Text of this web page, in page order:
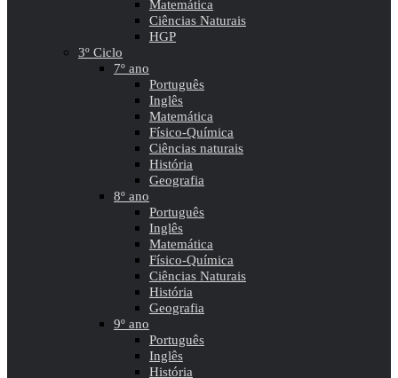
Matemática
Ciências Naturais
HGP
3º Ciclo
7º ano
Português
Inglês
Matemática
Físico-Química
Ciências naturais
História
Geografia
8º ano
Português
Inglês
Matemática
Físico-Química
Ciências Naturais
História
Geografia
9º ano
Português
Inglês
História